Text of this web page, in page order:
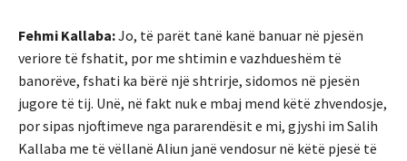
Fehmi Kallaba:Jo, të parët tanë kanë banuar në pjesën
veriore të fshatit, por me shtimin e vazhdueshëm të
banorëve, fshati ka bërë një shtrirje, sidomos në pjesën
jugore të tij. Unë, në fakt nuk e mbaj mend këtë zhvendosje,
por sipas njoftimeve nga pararendësit e mi, gjyshi im Salih
Kallaba me të vëllanë Aliun janë vendosur në këtë pjesë të